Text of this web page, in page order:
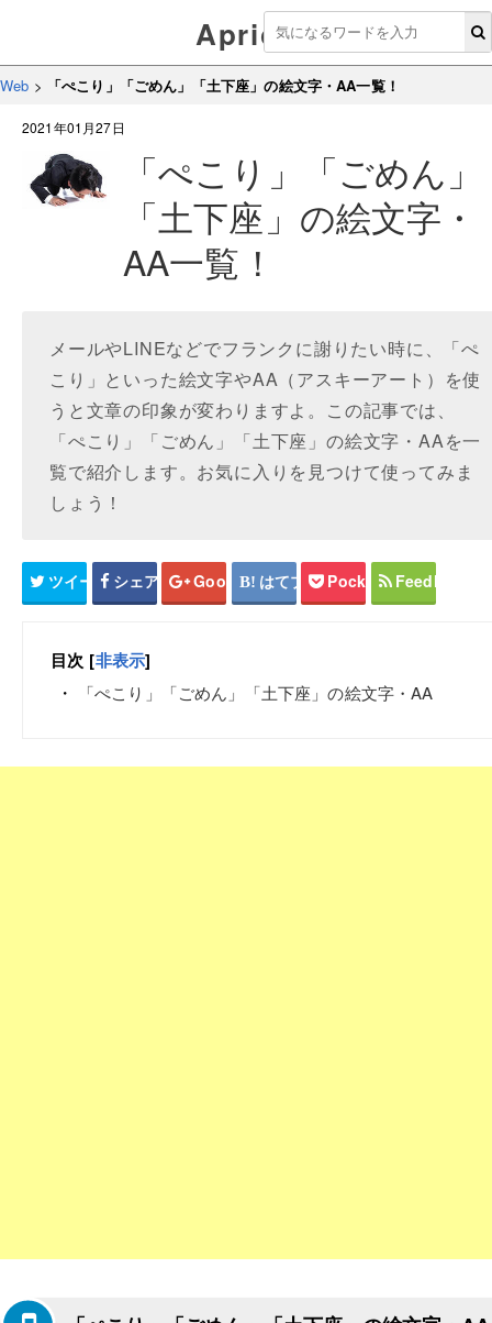
Aprico
Web > 「ぺこり」「ごめん」「土下座」の絵文字・AA一覧！
2021年01月27日
「ぺこり」「ごめん」
「土下座」の絵文字・
AA一覧！
メールやLINEなどでフランクに謝りたい時に、「ぺ
こり」といった絵文字やAA（アスキーアート）を使
うと文章の印象が変わりますよ。この記事では、
「ぺこり」「ごめん」「土下座」の絵文字・AAを一
覧で紹介します。お気に入りを見つけて使ってみま
しょう！
ツイート シェア Google+ はてブ Pocket Feedly
目次 [非表示]
「ぺこり」「ごめん」「土下座」の絵文字・AA